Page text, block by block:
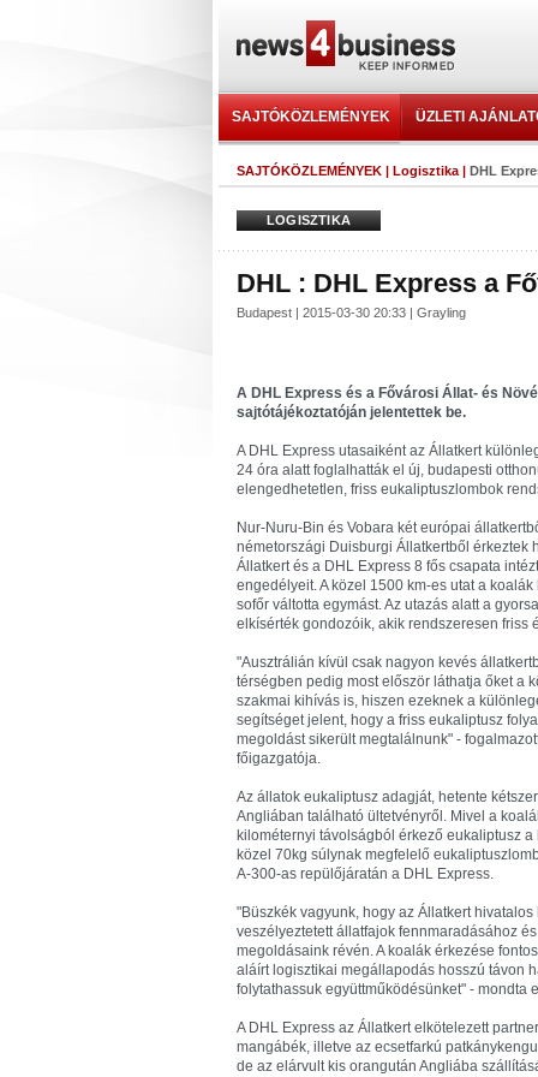
SAJTÓKÖZLEMÉNYEK ÜZLETI
SAJTÓKÖZLEMÉNYEK | Logisztika | DHL
LOGISZTIKA
DHL : DHL Express a
Budapest | 2015-03-30 20:33 | Grayling
A DHL Express és a Fővárosi Állat- és
sajtótájékoztatóján jelentettek be.
A DHL Express utasaiként az Állatkert
24 óra alatt foglalhatták el új, budapesti
elengedhetetlen, friss eukaliptuszlombok
Nur-Nuru-Bin és Vobara két európai
németországi Duisburgi Állatkertből érkeztek
Állatkert és a DHL Express 8 fős csapata
engedélyeit. A közel 1500 km-es utat a
sofőr váltotta egymást. Az utazás alatt a
elkísérték gondozóik, akik rendszeresen friss
"Ausztrálián kívül csak nagyon kevés
térségben pedig most először láthatja őket a
szakmai kihívás is, hiszen ezeknek a
segítséget jelent, hogy a friss eukaliptusz
megoldást sikerült megtalálnunk" -
főigazgatója.
Az állatok eukaliptusz adagját, hetente
Angliában található ültetvényről. Mivel a
kilométernyi távolságból érkező eukaliptusz
közel 70kg súlynak megfelelő
A-300-as repülőjáratán a DHL Express.
"Büszkék vagyunk, hogy az Állatkert
veszélyeztetett állatfajok fennmaradásához
megoldásaink révén. A koalák érkezése
aláírt logisztikai megállapodás hosszú távon
folytathassuk együttműködésünket" - mondta
A DHL Express az Állatkert elkötelezett
mangábék, illetve az ecsetfarkú
de az elárvult kis orangután Angliába